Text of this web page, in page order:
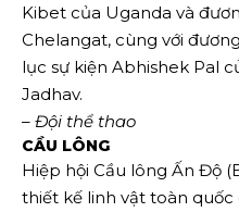
Kibet của Uganda và
Chelangat, cùng với
lục sự kiện Abhishek Pal
Jadhav.
– Đội thể thao
CẦU LÔNG
Hiệp hội Cầu lông Ấn Độ
thiết kế linh vật toàn quốc